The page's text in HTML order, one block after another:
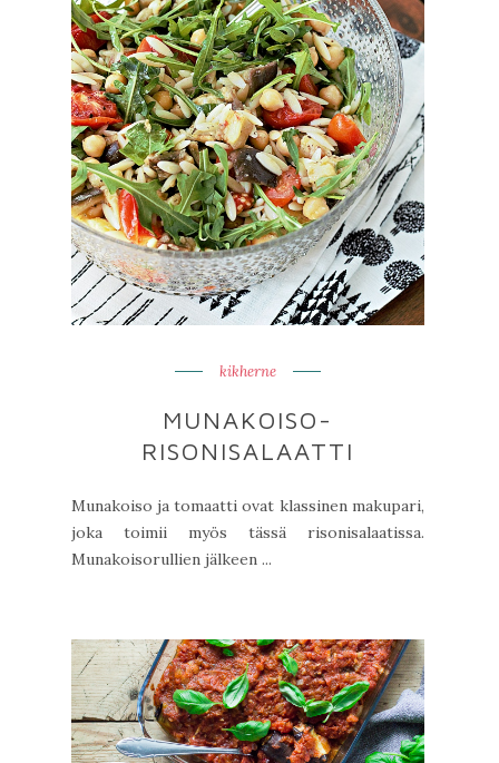
kikherne
MUNAKOISO-
RISONISALAATTI
Munakoiso ja tomaatti ovat klassinen makupari,
joka toimii myös tässä risonisalaatissa.
Munakoisorullien jälkeen ...